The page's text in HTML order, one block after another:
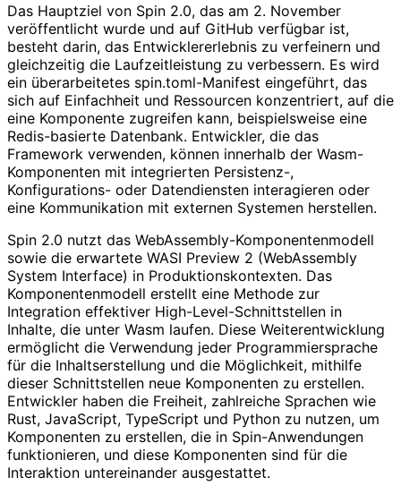
Das Hauptziel von Spin 2.0, das am 2. November
veröffentlicht wurde und auf GitHub verfügbar ist,
besteht darin, das Entwicklererlebnis zu verfeinern und
gleichzeitig die Laufzeitleistung zu verbessern. Es wird
ein überarbeitetes spin.toml-Manifest eingeführt, das
sich auf Einfachheit und Ressourcen konzentriert, auf die
eine Komponente zugreifen kann, beispielsweise eine
Redis-basierte Datenbank. Entwickler, die das
Framework verwenden, können innerhalb der Wasm-
Komponenten mit integrierten Persistenz-,
Konfigurations- oder Datendiensten interagieren oder
eine Kommunikation mit externen Systemen herstellen.
Spin 2.0 nutzt das WebAssembly-Komponentenmodell
sowie die erwartete WASI Preview 2 (WebAssembly
System Interface) in Produktionskontexten. Das
Komponentenmodell erstellt eine Methode zur
Integration effektiver High-Level-Schnittstellen in
Inhalte, die unter Wasm laufen. Diese Weiterentwicklung
ermöglicht die Verwendung jeder Programmiersprache
für die Inhaltserstellung und die Möglichkeit, mithilfe
dieser Schnittstellen neue Komponenten zu erstellen.
Entwickler haben die Freiheit, zahlreiche Sprachen wie
Rust, JavaScript, TypeScript und Python zu nutzen, um
Komponenten zu erstellen, die in Spin-Anwendungen
funktionieren, und diese Komponenten sind für die
Interaktion untereinander ausgestattet.